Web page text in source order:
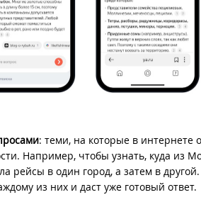
: теми, на которые в интернете
Например, чтобы узнать, куда из
в один город, а затем в
из них и даст уже готовый ответ.